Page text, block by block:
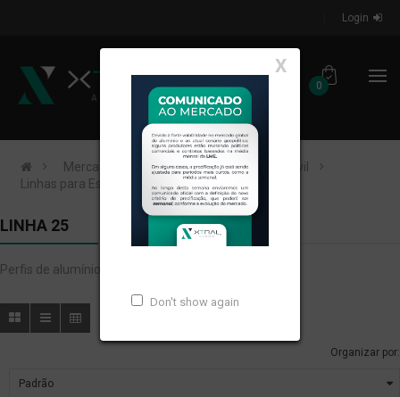
Login
0
X
Don't show again
Mercados de Atuação
Construção Civil
Linhas para Esquadrias
Linha 25
LINHA 25
Perfis de alumínio extrudados para LINHA 25.
Organizar por: